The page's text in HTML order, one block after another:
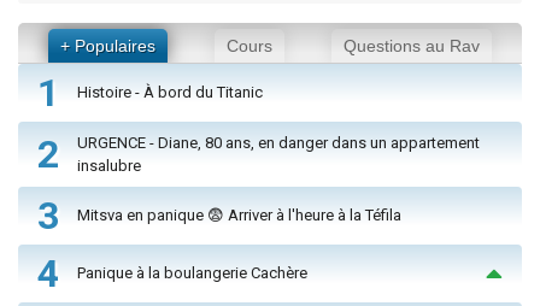
+ Populaires Cours Questions au Rav
1 Histoire - À bord du Titanic
2
URGENCE - Diane, 80 ans, en danger dans un appartement
insalubre
3 Mitsva en panique 😨 Arriver à l'heure à la Téfila
4 Panique à la boulangerie Cachère